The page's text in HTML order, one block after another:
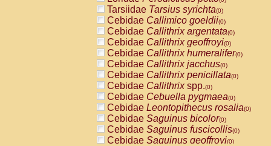
Tarsiidae Tarsius syrichta(0)
Cebidae Callimico goeldii(0)
Cebidae Callithrix argentata(0)
Cebidae Callithrix geoffroyi(0)
Cebidae Callithrix humeralifer(0)
Cebidae Callithrix jacchus(0)
Cebidae Callithrix penicillata(0)
Cebidae Callithrixspp.(0)
Cebidae Cebuella pygmaea(0)
Cebidae Leontopithecus rosalia(0)
Cebidae Saguinus bicolor(0)
Cebidae Saguinus fuscicollis(0)
Cebidae Saguinus geoffroyi(0)